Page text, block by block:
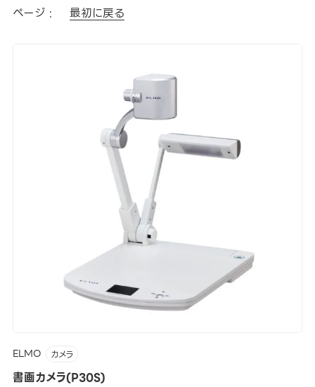
ページ : 最初に戻る
ELMO カメラ
書画カメラ(P30S)